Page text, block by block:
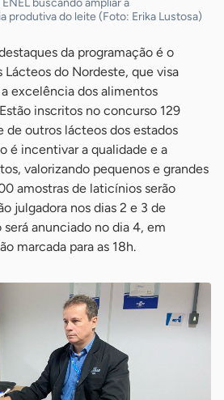
produtiva do leite (Foto: Erika Lustosa)
da programação é o
Lácteos do Nordeste, que visa
excelência dos alimentos
inscritos no concurso 129
de outros lácteos dos estados
é incentivar a qualidade e a
valorizando pequenos e grandes
amostras de laticínios serão
julgadora nos dias 2 e 3 de
anunciado no dia 4, em
marcada para as 18h.